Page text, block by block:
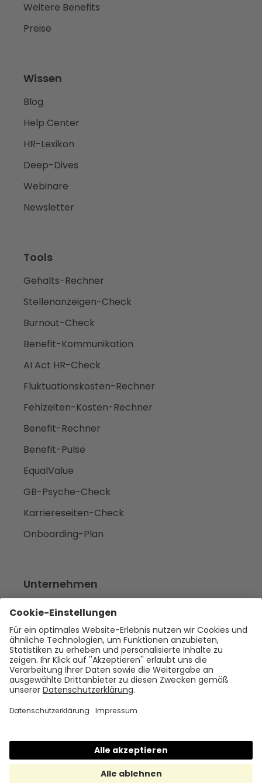
Weitere Benefits
Preise
Wissen
Blog
Help Center
HR-Lexikon
Deep-Dives
Webinare
Newsletter
Tools
Gehalts-Rechner
Stellenanzeigen-Check
Burnout-Check
Benefit-Kommunikation
AI Act HR-Check
Fluktuationskosten-Rechner
Fehlzeiten-Kosten-Rechner
Benefit-Rechner
Benefit-Pulse
EqualValue
GB-Psyche-Check
Karriereseiten-Check
Onboarding-Plan
Unternehmen
Empfehlen
Über uns
Presse
Karriere
Datenschutz
Cookie Policy